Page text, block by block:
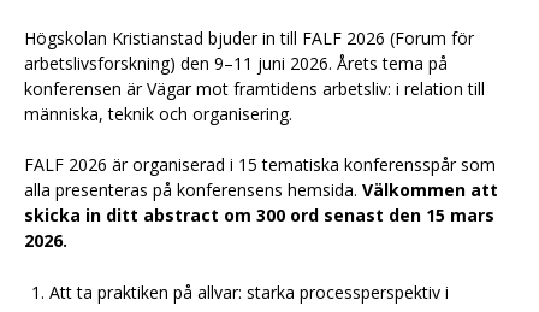
Högskolan Kristianstad bjuder in till FALF 2026 (Forum för
arbetslivsforskning) den 9–11 juni 2026. Årets tema på
konferensen är Vägar mot framtidens arbetsliv: i relation till
människa, teknik och organisering.
FALF 2026 är organiserad i 15 tematiska konferensspår som
alla presenteras på konferensens hemsida. Välkommen att
skicka in ditt abstract om 300 ord senast den 15 mars
2026.
Att ta praktiken på allvar: starka processperspektiv i